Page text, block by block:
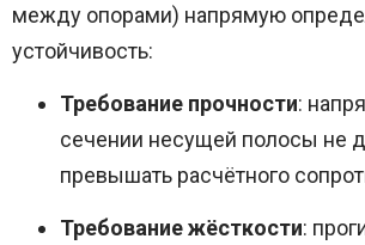
между опорами) напрямую
устойчивость:
Требование прочности:
сечении несущей полосы не
превышать расчётного
Требование жёсткости: